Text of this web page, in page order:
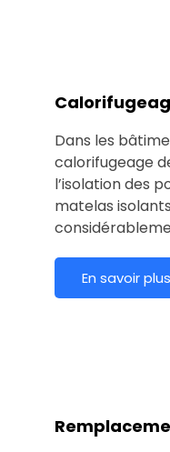
Dans les
calorifugeage
l’isolation des
matelas
En savoir plus